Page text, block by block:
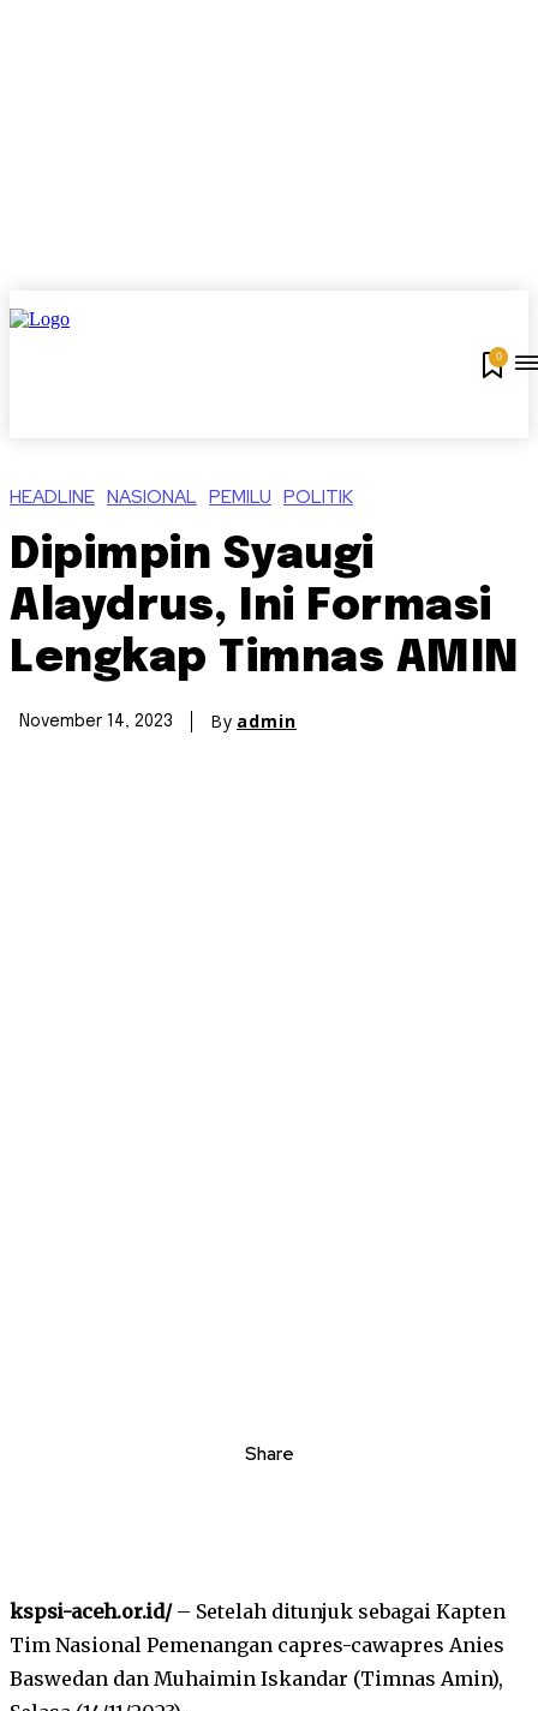
0
HEADLINE NASIONAL PEMILU POLITIK
Dipimpin Syaugi
Alaydrus, Ini Formasi
Lengkap Timnas AMIN
November 14, 2023 By admin
Share
kspsi-aceh.or.id/– Setelah ditunjuk sebagai Kapten
Tim Nasional Pemenangan capres-cawapres Anies
Baswedan dan Muhaimin Iskandar (Timnas Amin),